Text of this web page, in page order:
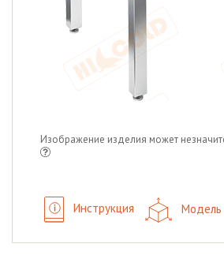
Изображение изделия может
Инструкция Модель